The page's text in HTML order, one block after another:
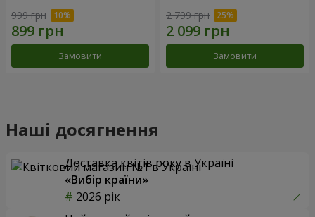
999 грн
Замовити
2 799 грн
Замовити
Наші досягнення
Доставка квітів року в Україні
«Вибір країни»
2026 рік